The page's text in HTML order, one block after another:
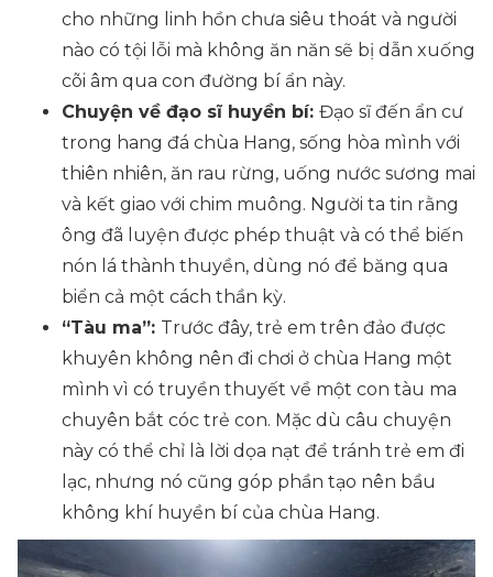
cho những linh hồn chưa siêu thoát và người
nào có tội lỗi mà không ăn năn sẽ bị dẫn xuống
cõi âm qua con đường bí ẩn này.
Chuyện về đạo sĩ huyền bí: Đạo sĩ đến ẩn cư
trong hang đá chùa Hang, sống hòa mình với
thiên nhiên, ăn rau rừng, uống nước sương mai
và kết giao với chim muông. Người ta tin rằng
ông đã luyện được phép thuật và có thể biến
nón lá thành thuyền, dùng nó để băng qua
biển cả một cách thần kỳ.
“Tàu ma”: Trước đây, trẻ em trên đảo được
khuyên không nên đi chơi ở chùa Hang một
mình vì có truyền thuyết về một con tàu ma
chuyên bắt cóc trẻ con. Mặc dù câu chuyện
này có thể chỉ là lời dọa nạt để tránh trẻ em đi
lạc, nhưng nó cũng góp phần tạo nên bầu
không khí huyền bí của chùa Hang.